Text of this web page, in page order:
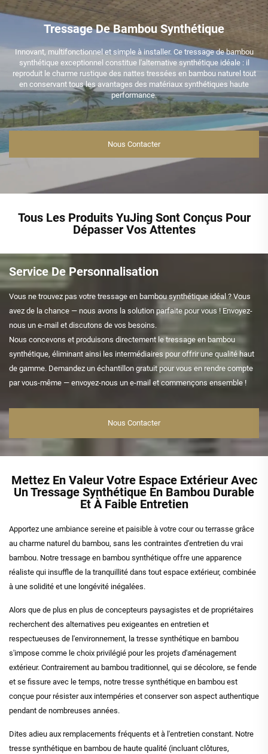
Tressage De Bambou Synthétique
Innovant, multifonctionnel et simple à installer. Ce tressage de bambou
synthétique exceptionnel constitue l'alternative synthétique idéale : il
reproduit le charme rustique des nattes tressées en bambou naturel tout
en conservant tous les avantages des matériaux synthétiques haute
performance.
Nous Contacter
Tous Les Produits YuJing Sont Conçus Pour
Dépasser Vos Attentes
Service De Personnalisation
Vous ne trouvez pas votre tressage en bambou synthétique idéal ? Vous
avez de la chance — nous avons la solution parfaite pour vous ! Envoyez-
nous un e-mail et discutons de vos besoins.
Nous concevons et produisons directement le tressage en bambou
synthétique, éliminant ainsi les intermédiaires pour offrir une qualité haut
de gamme. Demandez un échantillon gratuit pour vous en rendre compte
par vous-même — envoyez-nous un e-mail et commençons ensemble !
Nous Contacter
Mettez En Valeur Votre Espace Extérieur Avec
Un Tressage Synthétique En Bambou Durable
Et À Faible Entretien
Apportez une ambiance sereine et paisible à votre cour ou terrasse grâce
au charme naturel du bambou, sans les contraintes d'entretien du vrai
bambou. Notre tressage en bambou synthétique offre une apparence
réaliste qui insuffle de la tranquillité dans tout espace extérieur, combinée
à une solidité et une longévité inégalées.
Alors que de plus en plus de concepteurs paysagistes et de propriétaires
recherchent des alternatives peu exigeantes en entretien et
respectueuses de l'environnement, la tresse synthétique en bambou
s'impose comme le choix privilégié pour les projets d'aménagement
extérieur. Contrairement au bambou traditionnel, qui se décolore, se fende
et se fissure avec le temps, notre tresse synthétique en bambou est
conçue pour résister aux intempéries et conserver son aspect authentique
pendant de nombreuses années.
Dites adieu aux remplacements fréquents et à l'entretien constant. Notre
tresse synthétique en bambou de haute qualité (incluant clôtures,